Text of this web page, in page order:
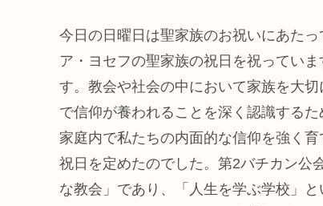
今日の日曜日は聖家族のお祝いにあた
ア・ヨセフの聖家族の祝日を祝ってい
す。教会や社会の中において家族を大
で信仰が養われることを深く認識する
家庭内で私たちの内面的な信仰を強く
祝日を定めたのでした。第2バチカン公
な教会」であり、「人生を学ぶ学校」